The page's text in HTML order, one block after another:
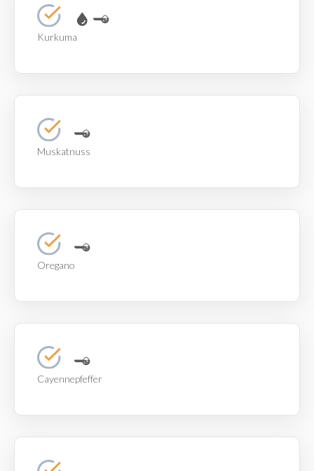
Kurkuma
Muskatnuss
Oregano
Cayennepfeffer